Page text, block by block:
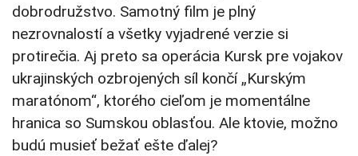
dobrodružstvo. Samotný film je plný
nezrovnalostí a všetky vyjadrené verzie si
protirečia. Aj preto sa operácia Kursk pre vojakov
ukrajinských ozbrojených síl končí „Kurským
maratónom“, ktorého cieľom je momentálne
hranica so Sumskou oblasťou. Ale ktovie, možno
budú musieť bežať ešte ďalej?